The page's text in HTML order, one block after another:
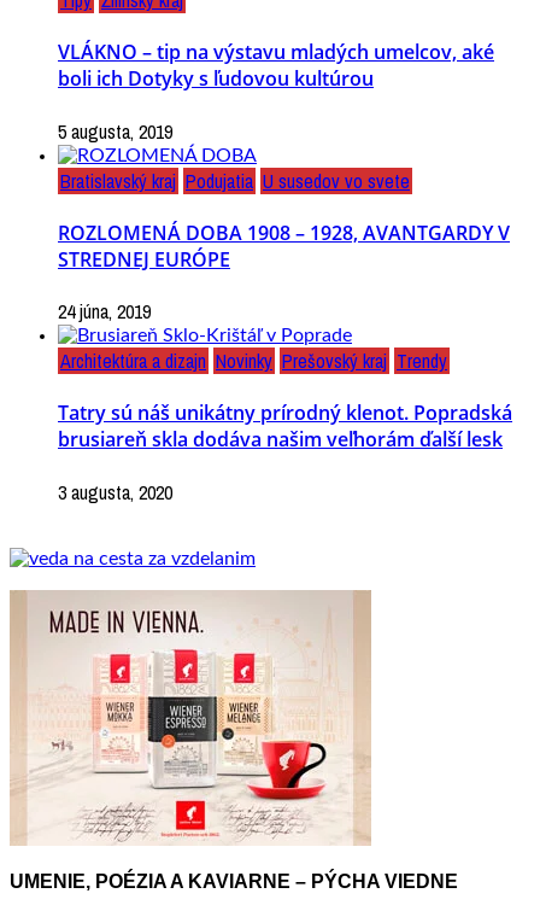
VLÁKNO – tip na výstavu mladých umelcov, aké
boli ich Dotyky s ľudovou kultúrou
5 augusta, 2019
Bratislavský kraj Podujatia U susedov vo svete
ROZLOMENÁ DOBA 1908 – 1928, AVANTGARDY V
STREDNEJ EURÓPE
24 júna, 2019
Architektúra a dizajn Novinky Prešovský kraj Trendy
Tatry sú náš unikátny prírodný klenot. Popradská
brusiareň skla dodáva našim veľhorám ďalší lesk
3 augusta, 2020
UMENIE, POÉZIA A KAVIARNE – PÝCHA VIEDNE